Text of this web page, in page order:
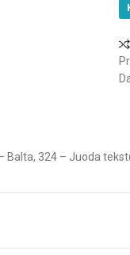
Balta, 324 – Juoda